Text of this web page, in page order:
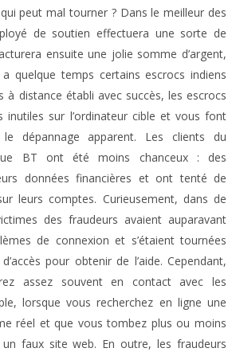
peut mal tourner ? Dans le meilleur des
de soutien effectuera une sorte de
ensuite une jolie somme d’argent,
quelque temps certains escrocs indiens
à distance établi avec succès, les escrocs
inutiles sur l’ordinateur cible et vous font
dépannage apparent. Les clients du
BT ont été moins chanceux : des
données financières et ont tenté de
leurs comptes. Curieusement, dans de
des fraudeurs avaient auparavant
de connexion et s’étaient tournées
pour obtenir de l’aide. Cependant,
assez souvent en contact avec les
lorsque vous recherchez en ligne une
réel et que vous tombez plus ou moins
un faux site web. En outre, les fraudeurs